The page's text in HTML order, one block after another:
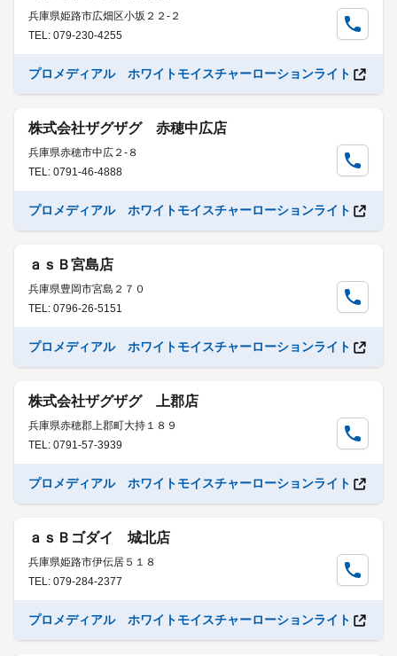
兵庫県姫路市広畑区小坂２２-２
TEL: 079-230-4255
プロメディアル ホワイトモイスチャーローションライト
株式会社ザグザグ 赤穂中広店
兵庫県赤穂市中広２-８
TEL: 0791-46-4888
プロメディアル ホワイトモイスチャーローションライト
ａｓＢ宮島店
兵庫県豊岡市宮島２７０
TEL: 0796-26-5151
プロメディアル ホワイトモイスチャーローションライト
株式会社ザグザグ 上郡店
兵庫県赤穂郡上郡町大持１８９
TEL: 0791-57-3939
プロメディアル ホワイトモイスチャーローションライト
ａｓＢゴダイ 城北店
兵庫県姫路市伊伝居５１８
TEL: 079-284-2377
プロメディアル ホワイトモイスチャーローションライト